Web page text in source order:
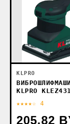
KLPRO
KLPRO
★★★★☆ 4
205.82